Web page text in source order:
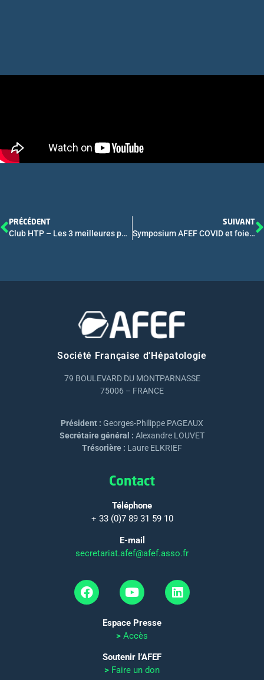
PRÉCÉDENT
Club HTP – Les 3 meilleures publications de l’année
SUIVANT
Symposium AFEF COVID et foie – Présentation des résultats préliminaires du registre AFEF COVID et Foie
Société Française d'Hépatologie
79 BOULEVARD DU MONTPARNASSE
75006 – FRANCE
Président : Georges-Philippe PAGEAUX
Secrétaire général : Alexandre LOUVET
Trésorière : Laure ELKRIEF
Contact
Téléphone
+ 33 (0)7 89 31 59 10
E-mail
secretariat.afef@afef.asso.fr
Espace Presse
> Accès
Soutenir l’AFEF
> Faire un don